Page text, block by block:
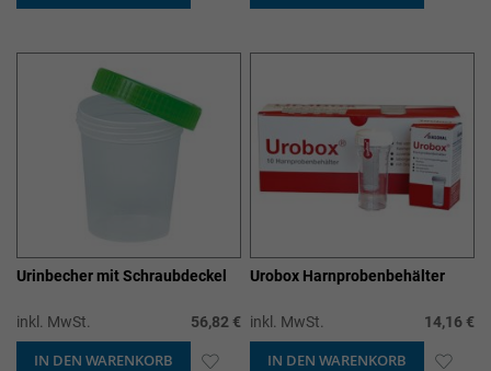
Urinbecher mit Schraubdeckel
inkl. MwSt. 56,82 €
IN DEN WARENKORB ZUR
Urobox Harnprobenbehälter
inkl. MwSt. 14,16 €
IN DEN WARENKORB ZUR